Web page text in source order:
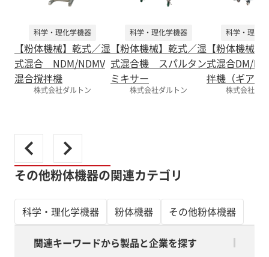
科学・理化学機器
【粉体機械】乾式／湿
式混合 NDM/NDMV
混合撹拌機
株式会社ダルトン
科学・理化学機器
【粉体機械】乾式／湿
式混合機 スパルタン
ミキサー
株式会社ダルトン
科学・理化
【粉体機械
式混合DM/
拌機（ギア変
株式会社ダ
その他粉体機器の関連カテゴリ
科学・理化学機器 粉体機器 その他粉体機器
関連キーワードから製品と企業を探す